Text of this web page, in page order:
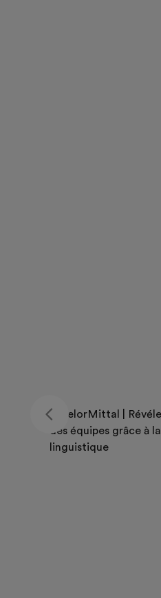
ArcelorMittal |
des équipes grâce à
linguistique